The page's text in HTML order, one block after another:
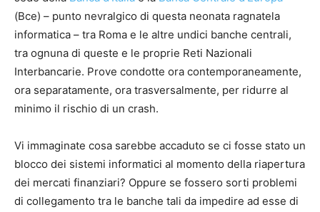
(Bce) – punto nevralgico di questa neonata ragnatela
informatica – tra Roma e le altre undici banche centrali,
tra ognuna di queste e le proprie Reti Nazionali
Interbancarie. Prove condotte ora contemporaneamente,
ora separatamente, ora trasversalmente, per ridurre al
minimo il rischio di un crash.
Vi immaginate cosa sarebbe accaduto se ci fosse stato un
blocco dei sistemi informatici al momento della riapertura
dei mercati finanziari? Oppure se fossero sorti problemi
di collegamento tra le banche tali da impedire ad esse di